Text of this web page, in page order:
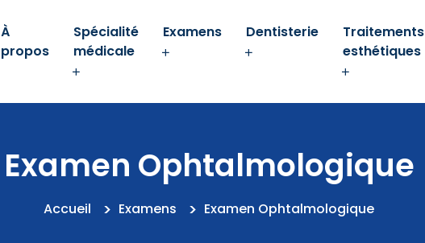
À
propos
Spécialité
médicale
Examens Dentisterie
Traitements
esthétiques
Examen Ophtalmologique
Accueil Examens Examen Ophtalmologique